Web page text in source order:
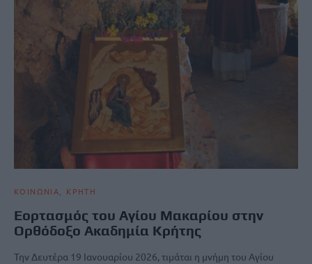
ΚΟΙΝΩΝΙΑ ΚΡΗΤΗ
Εορτασμός του Αγίου Μακαρίου στην
Ορθόδοξο Ακαδημία Κρήτης
Την Δευτέρα 19 Ιανουαρίου 2026, τιμάται η μνήμη του Αγίου